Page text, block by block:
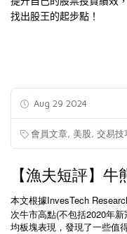
找出股王的起步點！
Aug 29 2024
會員文章 美股 交易技
【漁夫短評】
本文根據InvesTech
次牛市高點(不包括2020年新
均板塊表現，發現了一些值